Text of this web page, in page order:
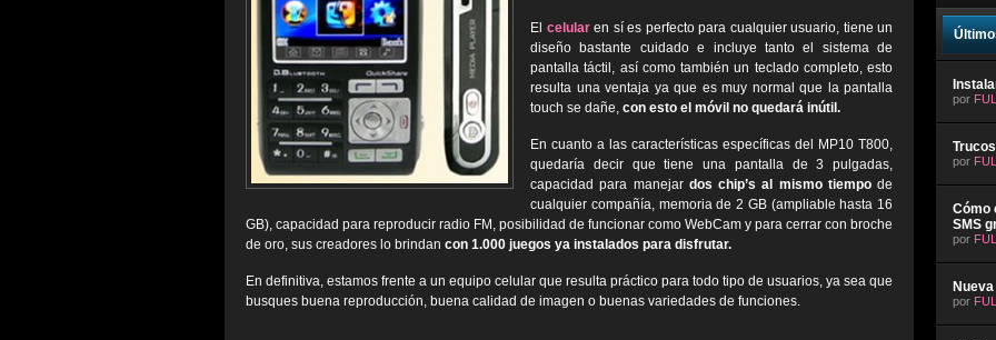
El celularen sí es perfecto para cualquier usuario, tiene un
diseño bastante cuidado e incluye tanto el sistema de
pantalla táctil, así como también un teclado completo, esto
resulta una ventaja ya que es muy normal que la pantalla
touch se dañe, con esto el móvil no quedará inútil.
En cuanto a las características específicas del MP10 T800,
quedaría decir que tiene una pantalla de 3 pulgadas,
capacidad para manejardos chip’s al mismo tiempode
cualquier compañía, memoria de 2 GB (ampliable hasta 16
GB), capacidad para reproducir radio FM, posibilidad de funcionar como WebCam y para cerrar con broche
de oro, sus creadores lo brindan con 1.000 juegos ya instalados para disfrutar.
En definitiva, estamos frente a un equipo celular que resulta práctico para todo tipo de usuarios, ya sea que
busques buena reproducción, buena calidad de imagen o buenas variedades de funciones.
por
por
Cómo
SMS
por
por